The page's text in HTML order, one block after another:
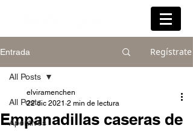
Entrada Regístrate
All Posts
Aperitivos
All Posts
Empanadillas caseras de
elviramenchen
22 dic 2021 2 min de lectura